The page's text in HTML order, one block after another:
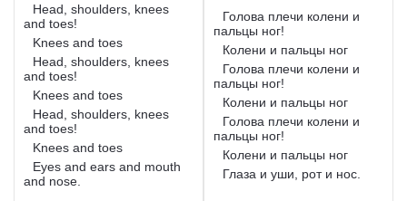
Head, shoulders, knees
and toes!
Knees and toes
Head, shoulders, knees
and toes!
Knees and toes
Head, shoulders, knees
and toes!
Knees and toes
Eyes and ears and mouth
and nose.
Голова плечи колени и
пальцы ног!
Колени и пальцы ног
Голова плечи колени и
пальцы ног!
Колени и пальцы ног
Голова плечи колени и
пальцы ног!
Колени и пальцы ног
Глаза и уши, рот и нос.